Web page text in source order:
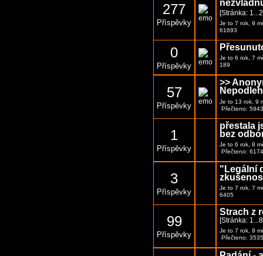
277
Příspěvky
[Stránka: 1...
Je to 7 rok, 9
61693
0
Příspěvky
Je to 6 rok, 7
189
57
Příspěvky
>>
Je to 13 rok, 9
Přečteno:
1
Příspěvky
přestala
bez
Je to 6 rok, 8
Přečteno:
3
Příspěvky
"Legální
Je to 7 rok, 7
6405
99
Příspěvky
Strach z
[Stránka: 1...8
Je to 7 rok, 9
Přečteno: